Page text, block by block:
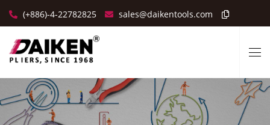
(+886)-4-22782825 sales@daikentools.com